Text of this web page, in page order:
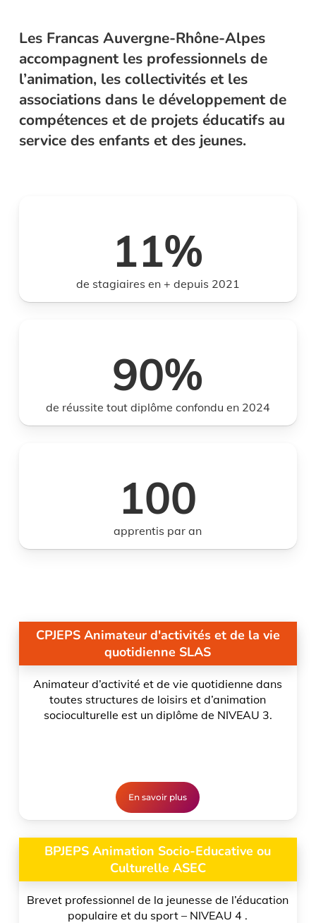
Les Francas Auvergne-Rhône-Alpes
accompagnent les professionnels de
l’animation, les collectivités et les
associations dans le développement de
compétences et de projets éducatifs au
service des enfants et des jeunes.
11%
de stagiaires en + depuis 2021
90%
de réussite tout diplôme confondu en 2024
100
apprentis par an
CPJEPS Animateur d'activités et de la vie
quotidienne SLAS
Animateur d’activité et de vie quotidienne dans
toutes structures de loisirs et d’animation
socioculturelle est un diplôme de NIVEAU 3.
En savoir plus
BPJEPS Animation Socio-Educative ou
Culturelle ASEC
Brevet professionnel de la jeunesse de l’éducation
populaire et du sport – NIVEAU 4 .